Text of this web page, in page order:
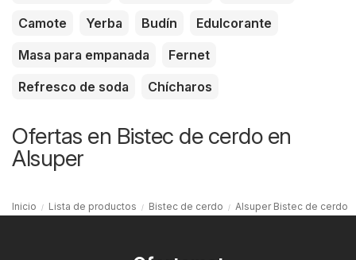
Camote
Yerba Budín
Edulcorante
Masa para empanada
Fernet
Refresco de soda
Chícharos
Ofertas en Bistec de cerdo en
Alsuper
Inicio Lista de productos Bistec de cerdo Alsuper Bistec de cerdo